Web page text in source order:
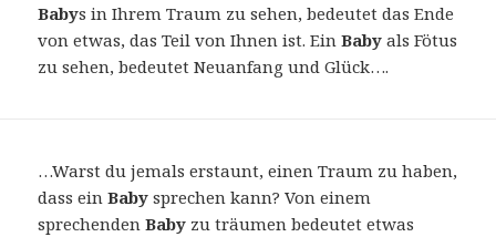
Babys in Ihrem Traum zu sehen, bedeutet das Ende
von etwas, das Teil von Ihnen ist. EinBaby als Fötus
zu sehen, bedeutet Neuanfang und Glück….
…Warst du jemals erstaunt, einen Traum zu haben,
dass einBaby sprechen kann? Von einem
sprechendenBaby zu träumen bedeutet etwas